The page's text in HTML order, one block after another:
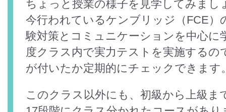
ちょっと授業の様子を見学してみまし
今行われているケンブリッジ（FCE）
験対策とコミュニケーションを中心に
度クラス内で実力テストを実施するの
が付いたか定期的にチェックできます
このクラス以外にも、初級から上級ま